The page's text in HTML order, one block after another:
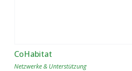
CoHabitat
Netzwerke & Unterstützung